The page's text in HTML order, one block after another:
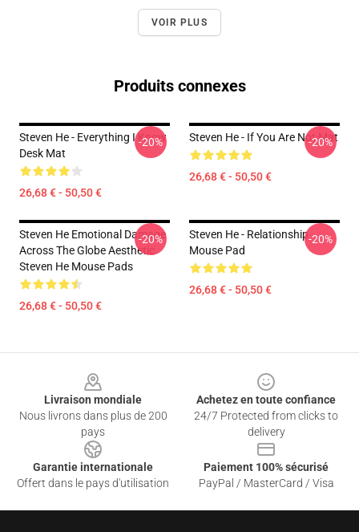
VOIR PLUS
Produits connexes
Steven He - Everything I Know
Desk Mat
26,68 € - 50,50 €
-20% Steven He - If You Are Not Mat
26,68 € - 50,50 €
-20%
Steven He Emotional Damage
Across The Globe Aesthetic
Steven He Mouse Pads
26,68 € - 50,50 €
-20%
Steven He - Relationship
Mouse Pad
26,68 € - 50,50 €
-20%
Livraison mondiale
Nous livrons dans plus de 200
pays
Achetez en toute confiance
24/7 Protected from clicks to
delivery
Garantie internationale
Offert dans le pays d'utilisation
Paiement 100% sécurisé
PayPal / MasterCard / Visa